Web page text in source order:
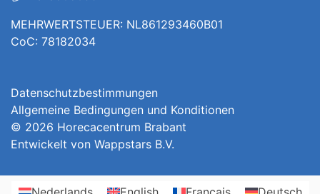
MEHRWERTSTEUER: NL861293460B01
CoC: 78182034
Datenschutzbestimmungen
Allgemeine Bedingungen und Konditionen
© 2026 Horecacentrum Brabant
Entwickelt von Wappstars B.V.